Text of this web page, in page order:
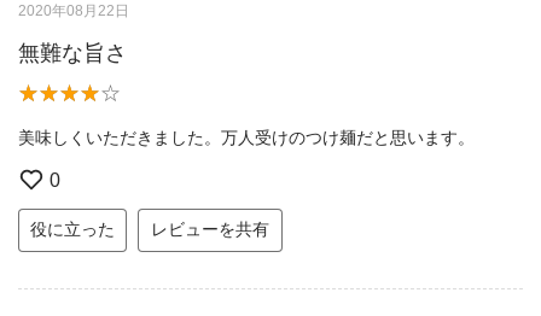
2020年08月22日
無難な旨さ
美味しくいただきました。万人受けのつけ麺だと思います。
0
役に立った レビューを共有